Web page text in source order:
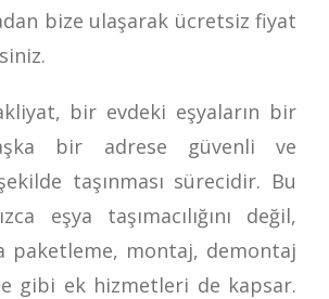
bize ulaşarak ücretsiz fiyat
bir evdeki eşyaların bir
bir adrese güvenli ve
taşınması sürecidir. Bu
eşya taşımacılığını değil,
paketleme, montaj, demontaj
gibi ek hizmetleri de kapsar.